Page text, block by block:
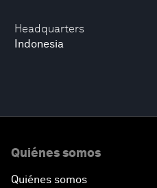
Headquarters
Indonesia
Quiénes somos
Quiénes somos